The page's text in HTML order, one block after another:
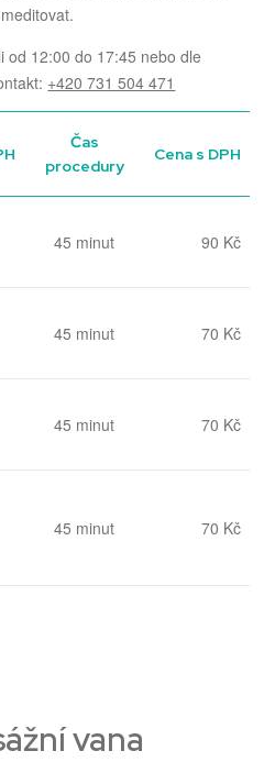
od 12:00 do 17:45 nebo dle
+420 731 504 471
Čas
procedury
Cena s DPH
45 minut 90 Kč
45 minut 70 Kč
45 minut 70 Kč
45 minut 70 Kč
vana